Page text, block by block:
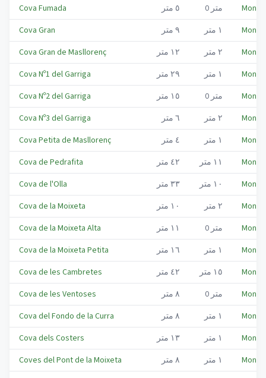
Cova Fumada
٥ متر 0 متر
Cova Gran
٩ متر ١ متر
Cova Gran de Masllorenç
١٢ متر ٢ متر
Cova Nº1 del Garriga
٢٩ متر ١ متر
Cova Nº2 del Garriga
١٥ متر 0 متر
Cova Nº3 del Garriga
٦ متر ٢ متر
Cova Petita de Masllorenç
٤ متر ١ متر
Cova de Pedrafita
٤٢ متر ١١ متر
Cova de l'Olla
٣٣ متر ١٠ متر
Cova de la Moixeta
١٠ متر ٢ متر
Cova de la Moixeta Alta
١١ متر 0 متر
Cova de la Moixeta Petita
١٦ متر ١ متر
Cova de les Cambretes
٤٢ متر ١٥ متر
Cova de les Ventoses
٨ متر 0 متر
Cova del Fondo de la Curra
٨ متر ١ متر
Cova dels Costers
١٣ متر ١ متر
Coves del Pont de la Moixeta
٨ متر ١ متر